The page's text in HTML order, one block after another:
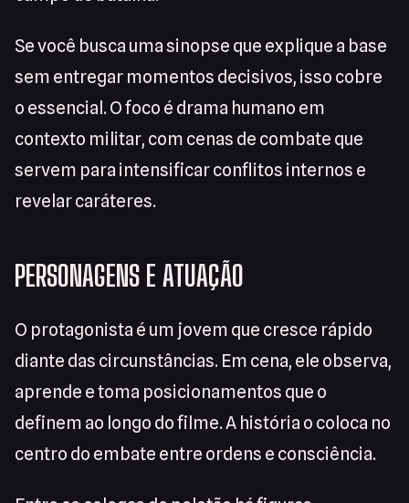
Se você busca uma sinopse que explique a base
sem entregar momentos decisivos, isso cobre
o essencial. O foco é drama humano em
contexto militar, com cenas de combate que
servem para intensificar conflitos internos e
revelar caráteres.
PERSONAGENS E ATUAÇÃO
O protagonista é um jovem que cresce rápido
diante das circunstâncias. Em cena, ele observa,
aprende e toma posicionamentos que o
definem ao longo do filme. A história o coloca no
centro do embate entre ordens e consciência.